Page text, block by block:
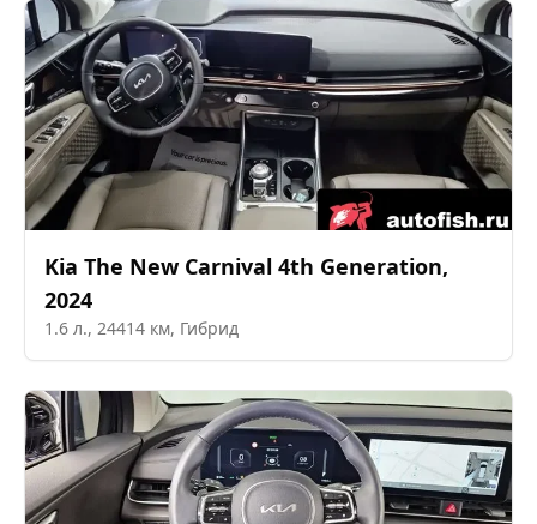
Kia The New Carnival 4th Generation,
2024
1.6 л., 24414 км, Гибрид